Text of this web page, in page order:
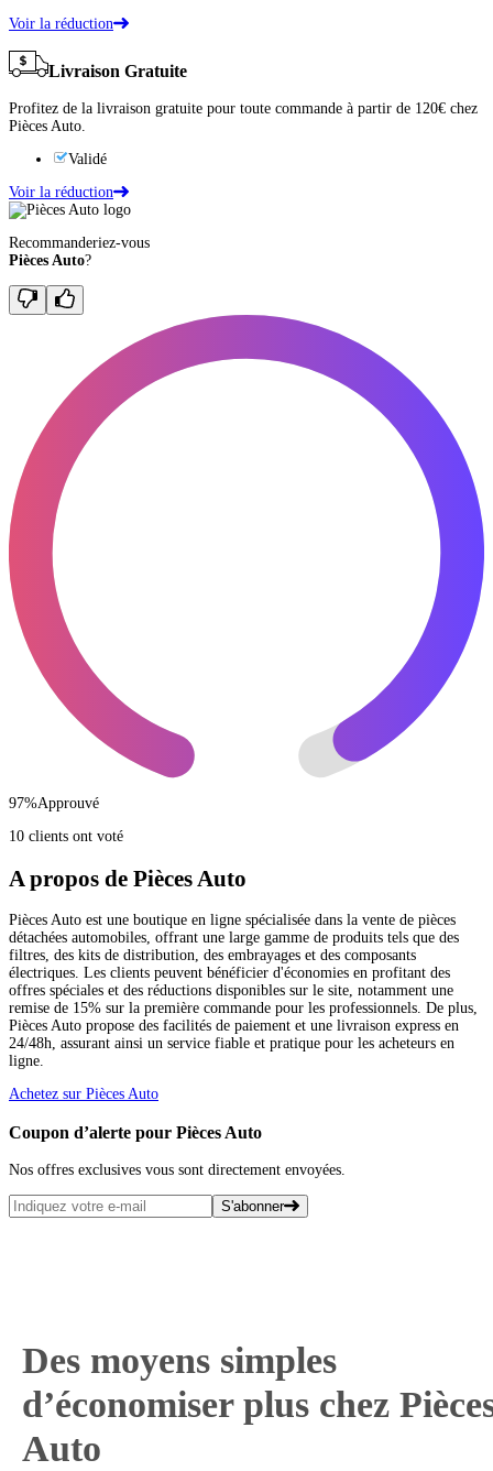
Voir la réduction
Livraison Gratuite
Profitez de la livraison gratuite pour toute commande à partir de 120€ chez
Pièces Auto.
Validé
Voir la réduction
Recommanderiez-vous
Pièces Auto?
97%Approuvé
10 clients ont voté
A propos de Pièces Auto
Pièces Auto est une boutique en ligne spécialisée dans la vente de pièces
détachées automobiles, offrant une large gamme de produits tels que des
filtres, des kits de distribution, des embrayages et des composants
électriques. Les clients peuvent bénéficier d'économies en profitant des
offres spéciales et des réductions disponibles sur le site, notamment une
remise de 15% sur la première commande pour les professionnels. De plus,
Pièces Auto propose des facilités de paiement et une livraison express en
24/48h, assurant ainsi un service fiable et pratique pour les acheteurs en
ligne.
Achetez sur Pièces Auto
Coupon d’alerte pour Pièces Auto
Nos offres exclusives vous sont directement envoyées.
S'abonner
Des moyens simples
d’économiser plus chez
Auto